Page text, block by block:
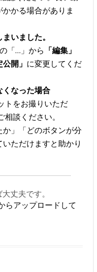
かる場合がありま
いました。
「…」から 「編集」
公開」 に変更してくだ
くなった場合
トをお撮りいただ
談ください。
」「どのボタンが分
ただけますと助かり
丈夫です。
らアップロードして